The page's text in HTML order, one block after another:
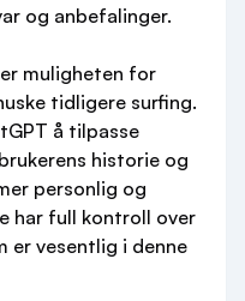
og anbefalinger.
muligheten for
tidligere surfing.
å tilpasse
historie og
personlig og
har full kontroll over
er vesentlig i denne